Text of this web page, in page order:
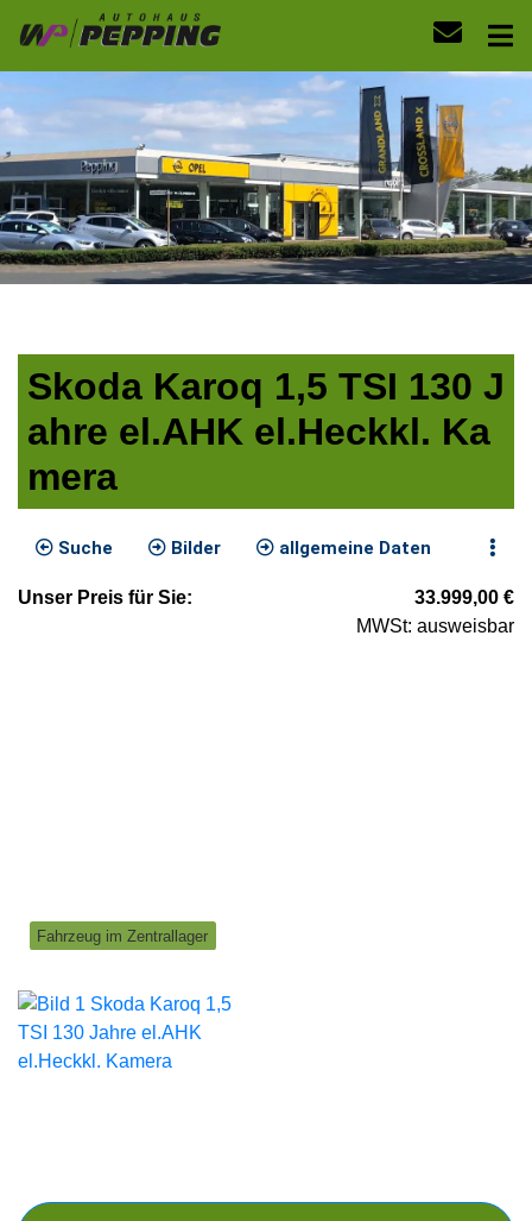
Skoda Karoq 1,5 TSI 130 J
ahre el.AHK el.Heckkl. Ka
mera
Suche Bilder allgemeine Daten
Unser Preis für Sie: 33.999,00 €
MWSt: ausweisbar
Fahrzeug im Zentrallager